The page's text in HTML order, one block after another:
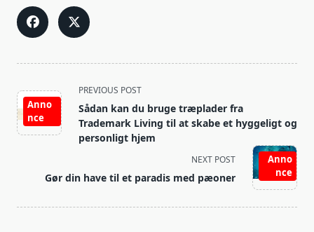
<span
class="nav-
subtitle
screen-
text">Page</span>
Anno
nce
PREVIOUS POST
Sådan kan du bruge træplader fra
Trademark Living til at skabe et hyggeligt og
personligt hjem
Anno
nce
NEXT POST
Gør din have til et paradis med pæoner